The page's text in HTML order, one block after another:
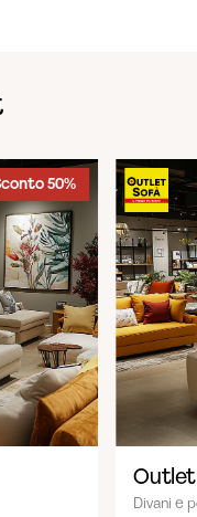
50%
Divani e